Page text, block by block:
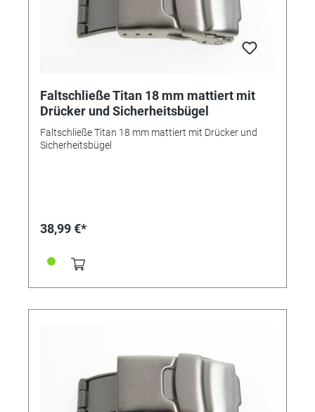
Faltschließe Titan 18 mm mattiert mit
Drücker und Sicherheitsbügel
Faltschließe Titan 18 mm mattiert mit Drücker und
Sicherheitsbügel
38,99 €*